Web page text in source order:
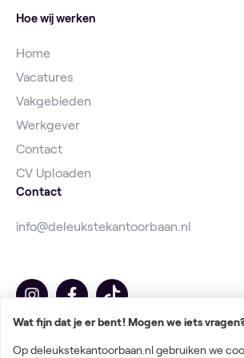
Hoe wij werken
Home
Vacatures
Vakgebieden
Werkgever
Contact
CV Uploaden
Contact
info@deleukstekantoorbaan.nl
Wat fijn dat je er bent! Mogen we iets
Op deleukstekantoorbaan.nl gebruiken we